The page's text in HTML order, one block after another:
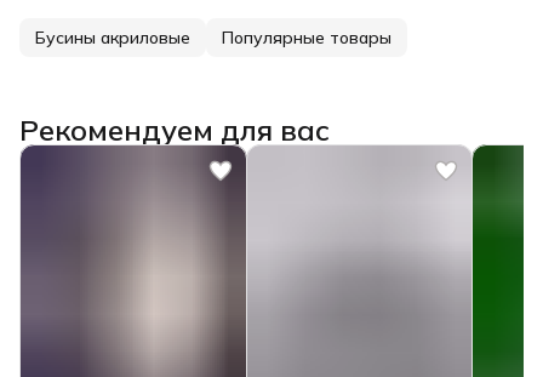
Бусины акриловые Популярные товары
Рекомендуем для вас